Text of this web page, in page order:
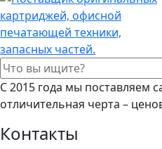
С 2015 года мы поставляем
отличительная черта –
Контакты